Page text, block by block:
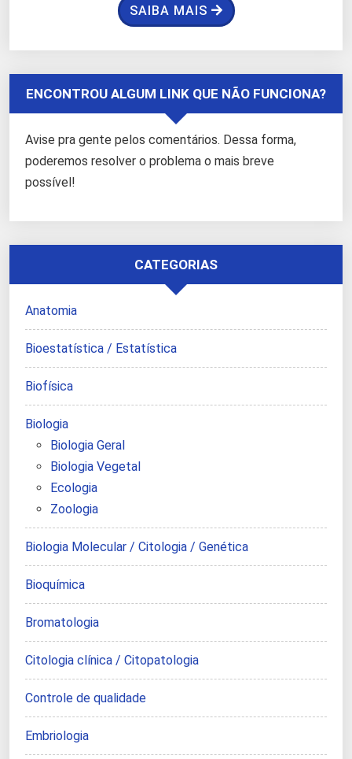
SAIBA MAIS
ENCONTROU ALGUM LINK QUE NÃO FUNCIONA?
Avise pra gente pelos comentários. Dessa forma,
poderemos resolver o problema o mais breve
possível!
CATEGORIAS
Anatomia
Bioestatística / Estatística
Biofísica
Biologia
Biologia Geral
Biologia Vegetal
Ecologia
Zoologia
Biologia Molecular / Citologia / Genética
Bioquímica
Bromatologia
Citologia clínica / Citopatologia
Controle de qualidade
Embriologia